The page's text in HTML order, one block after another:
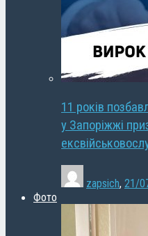
11 років
у Запоріжжі
zapsich, 21/
Фото